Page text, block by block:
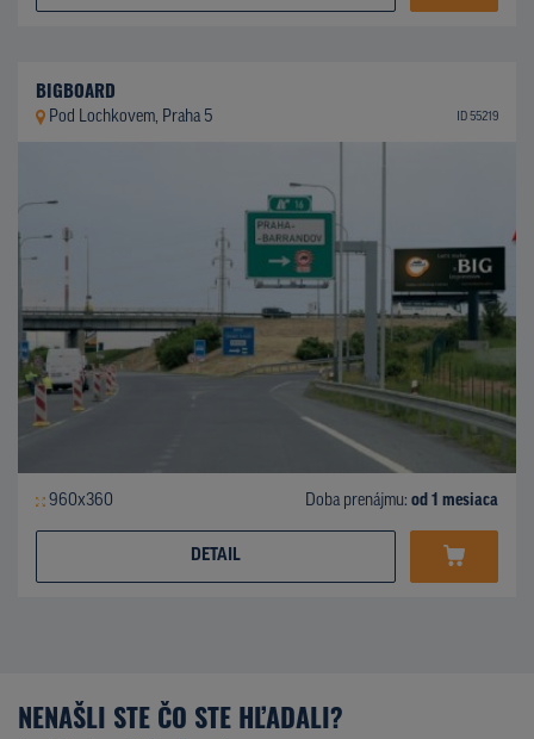
BIGBOARD
Pod Lochkovem, Praha 5 ID 55219
960x360 Doba prenájmu: od 1 mesiaca
DETAIL
NENAŠLI STE ČO STE HĽADALI?